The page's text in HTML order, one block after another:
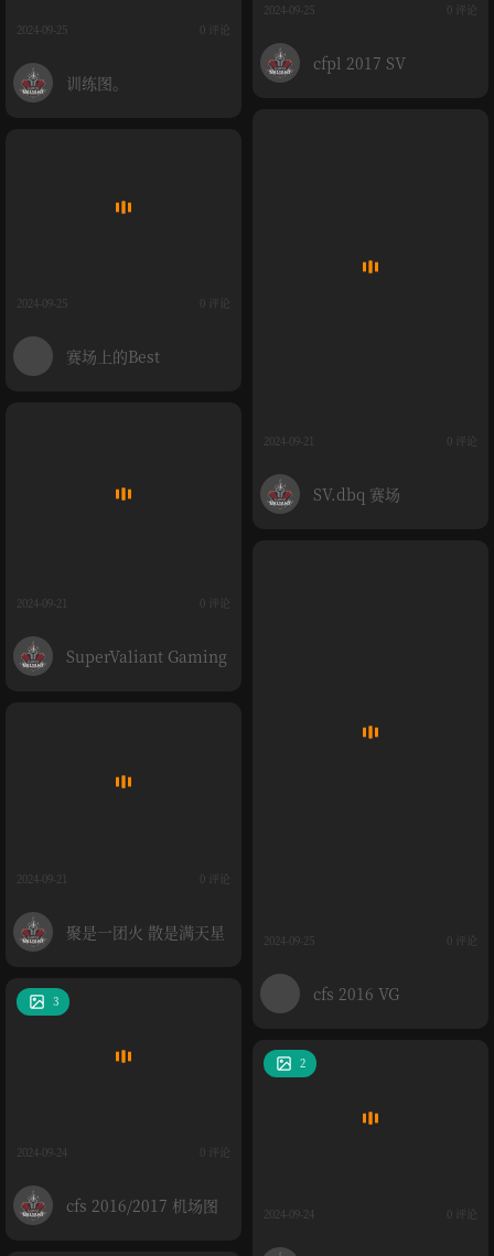
2024-09-25 0 评论
cfpl 2017 SV
2024-09-25 0 评论
训练图。
2024-09-21 0 评论
SV.dbq 赛场
2024-09-25 0 评论
赛场上的Best
2024-09-21 0 评论
SuperValiant Gaming
2024-09-25 0 评论
cfs 2016 VG
2024-09-21 0 评论
聚是一团火 散是满天星
3
2024-09-24 0 评论
cfs 2016/2017 机场图
2
2024-09-24 0 评论